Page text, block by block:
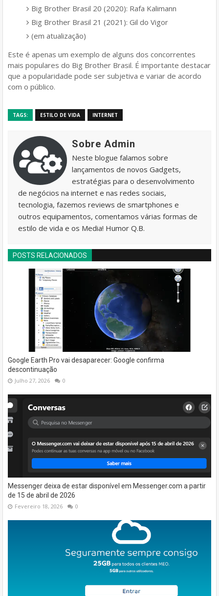
Big Brother Brasil 20 (2020): Rafa Kalimann
Big Brother Brasil 21 (2021): Gil do Vigor
(em atualização)
Este é apenas um exemplo de alguns dos concorrentes
mais populares do Big Brother Brasil. É importante destacar
que a popularidade pode ser subjetiva e variar de acordo
com o público.
TAGS: ESTILO DE VIDA INTERNET
Sobre Admin
Neste blogue falamos sobre
lançamentos de novos Gadgets,
estratégias para o desenvolvimento
de negócios na internet e nas redes sociais,
tecnologia, fazemos reviews de smartphones e
outros equipamentos, comentamos várias formas de
estilo de vida e os Media! Humor Q.B.
POSTS RELACIONADOS
Google Earth Pro vai desaparecer: Google confirma
descontinuação
Julho 27, 2026 0
Messenger deixa de estar disponível em Messenger.com a partir
de 15 de abril de 2026
Fevereiro 18, 2026 0